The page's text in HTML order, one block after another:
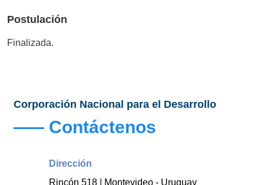
Postulación
Finalizada.
Corporación Nacional para el Desarrollo
Contáctenos
Dirección
Rincón 518 | Montevideo - Uruguay